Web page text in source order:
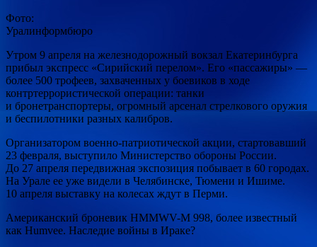
Фото:
Уралинформбюро
Утром 9 апреля на железнодорожный вокзал Екатеринбурга
прибыл экспресс «Сирийский перелом». Его «пассажиры» —
более 500 трофеев, захваченных у боевиков в ходе
контртеррористической операции: танки
и бронетранспортеры, огромный арсенал стрелкового оружия
и беспилотники разных калибров.
Организатором военно-патриотической акции, стартовавший
23 февраля, выступило Министерство обороны России.
До 27 апреля передвижная экспозиция побывает в 60 городах.
На Урале ее уже видели в Челябинске, Тюмени и Ишиме.
10 апреля выставку на колесах ждут в Перми.
Американский броневик HMMWV-M 998, более известный
как Humvee. Наследие войны в Ираке?